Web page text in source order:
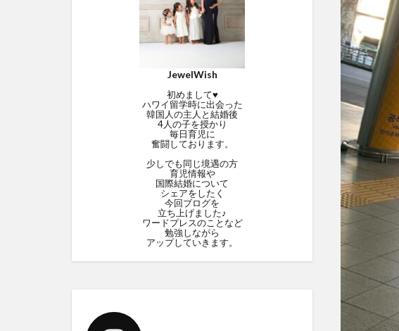
JewelWish
初めまして♥
ハワイ留学時に出会った
韓国人の主人と結婚後
4人の子を授かり
毎日育児に
奮闘しております。
少しでも同じ境遇の方
育児情報や
国際結婚について
シェアをしたく
今回ブログを
立ち上げました♪
ワードプレスのことなど
勉強しながら
アップしていきます。